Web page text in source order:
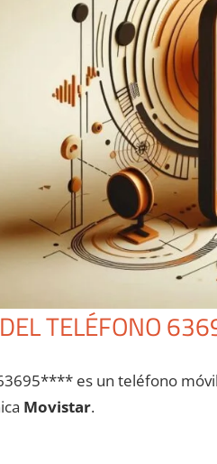
TELÉFONO
es un teléfono
Movistar.